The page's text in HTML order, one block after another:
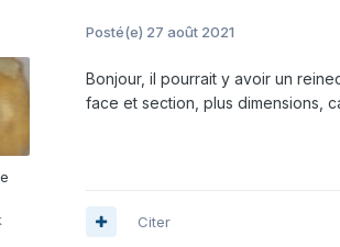
Posté(e) 27 août 2021
Bonjour, il pourrait y avoir un
face et section, plus dimensions,
Citer